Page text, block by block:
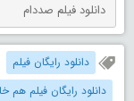
دانلود فیلم صددام
دانلود رایگان فیلم
دانلود رایگان فیلم هم